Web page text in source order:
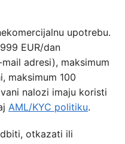
upotrebu.
EUR/dan
adresi), maksimum
maksimum 100
nalozi imaju koristi
AML/KYC politiku.
otkazati ili